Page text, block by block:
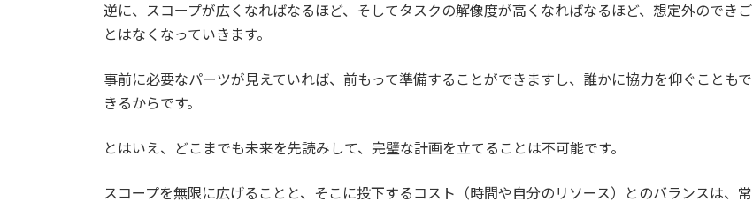
逆に、スコープが広くなればなるほど、そしてタスクの解像度が高くなればなるほど、想定外のできご
とはなくなっていきます。
事前に必要なパーツが見えていれば、前もって準備することができますし、誰かに協力を仰ぐこともで
きるからです。
とはいえ、どこまでも未来を先読みして、完璧な計画を立てることは不可能です。
スコープを無限に広げることと、そこに投下するコスト（時間や自分のリソース）とのバランスは、常